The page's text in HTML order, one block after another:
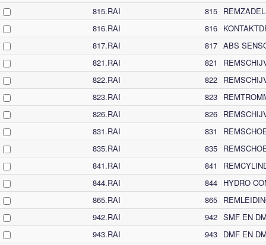
815.RAI
815
816.RAI
816
817.RAI
817 ABS
821.RAI
821
822.RAI
822
823.RAI
823
826.RAI
826
831.RAI
831
835.RAI
835
841.RAI
841
844.RAI
844 HYDRO
865.RAI
865
942.RAI
942 SMF EN
943.RAI
943 DMF EN